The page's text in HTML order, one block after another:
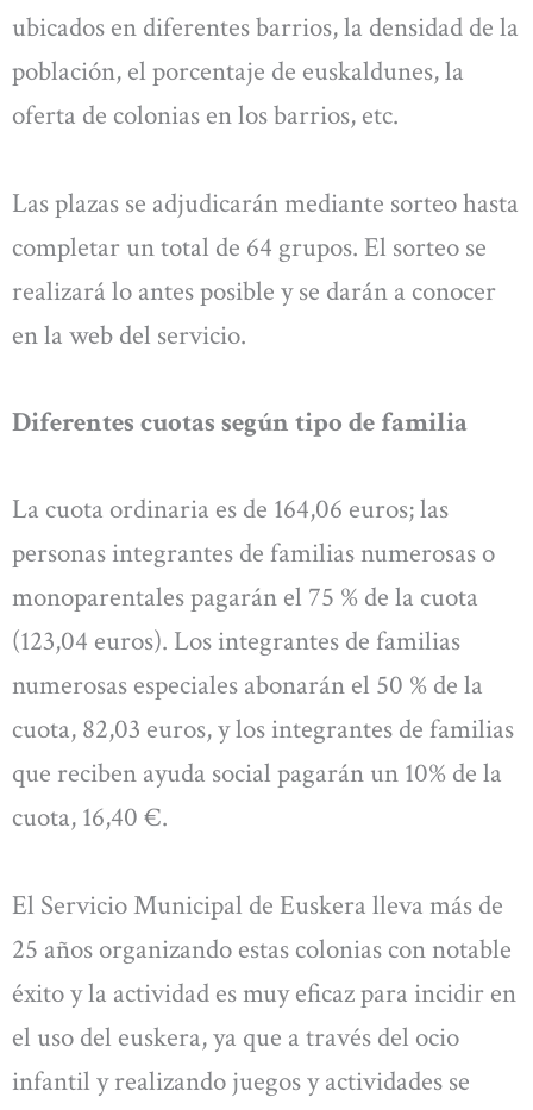
ubicados en diferentes barrios, la densidad de la
población, el porcentaje de euskaldunes, la
oferta de colonias en los barrios, etc.
Las plazas se adjudicarán mediante sorteo hasta
completar un total de 64 grupos. El sorteo se
realizará lo antes posible y se darán a conocer
en la web del servicio.
Diferentes cuotas según tipo de familia
La cuota ordinaria es de 164,06 euros; las
personas integrantes de familias numerosas o
monoparentales pagarán el 75 % de la cuota
(123,04 euros). Los integrantes de familias
numerosas especiales abonarán el 50 % de la
cuota, 82,03 euros, y los integrantes de familias
que reciben ayuda social pagarán un 10% de la
cuota, 16,40 €.
El Servicio Municipal de Euskera lleva más de
25 años organizando estas colonias con notable
éxito y la actividad es muy eficaz para incidir en
el uso del euskera, ya que a través del ocio
infantil y realizando juegos y actividades se